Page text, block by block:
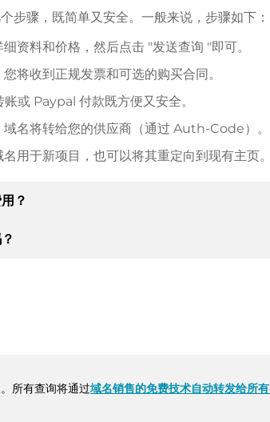
步骤，既简单又安全。一般来说，步骤如下：
资料和价格，然后点击 "发送查询 "即可。
将收到正规发票和可选的购买合同。
或 Paypal 付款既方便又安全。
域名将转给您的供应商（通过 Auth-Code）。
用于新项目，也可以将其重定向到现有主页。
？
将通知您付款细节。房主随后会向您提供
所有查询将通过域名销售的免费技术自动转发给所